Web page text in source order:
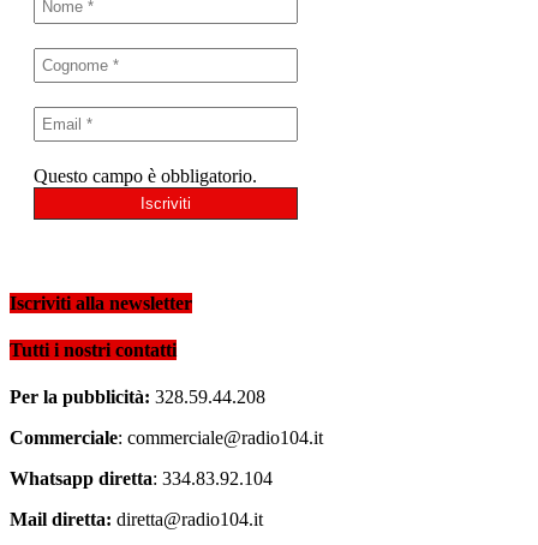
Questo campo è obbligatorio.
Iscriviti alla newsletter
Tutti i nostri contatti
Per la pubblicità: 328.59.44.208
Commerciale: commerciale@radio104.it
Whatsapp diretta: 334.83.92.104
Mail diretta: diretta@radio104.it